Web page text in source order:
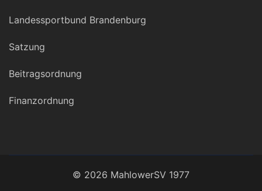
Landessportbund Brandenburg
Satzung
Beitragsordnung
Finanzordnung
© 2026 MahlowerSV 1977